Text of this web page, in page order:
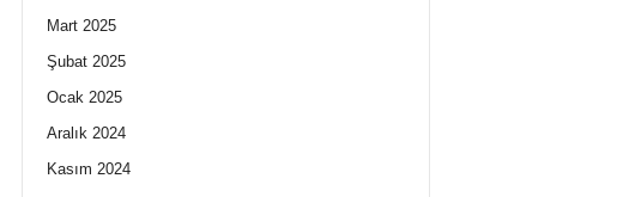
Mart 2025
Şubat 2025
Ocak 2025
Aralık 2024
Kasım 2024